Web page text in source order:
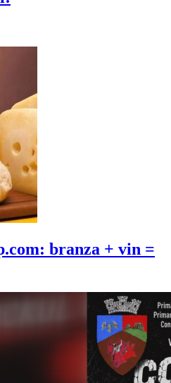
branza + vin =